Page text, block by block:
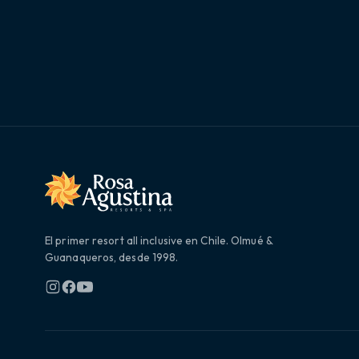
El primer resort all inclusive en Chile. Olmué &
Guanaqueros, desde 1998.